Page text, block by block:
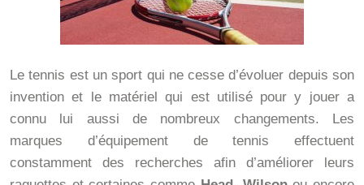
Le tennis est un sport qui ne cesse d’évoluer depuis son
invention et le matériel qui est utilisé pour y jouer a
connu lui aussi de nombreux changements. Les
marques d’équipement de tennis effectuent
constamment des recherches afin d’améliorer leurs